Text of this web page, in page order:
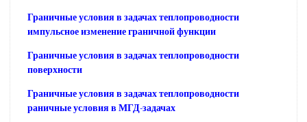
Граничные условия в задачах теплопроводности
импульсное изменение граничной функции
Граничные условия в задачах теплопроводности
поверхности
Граничные условия в задачах теплопроводности
раничные условия в МГД-задачах